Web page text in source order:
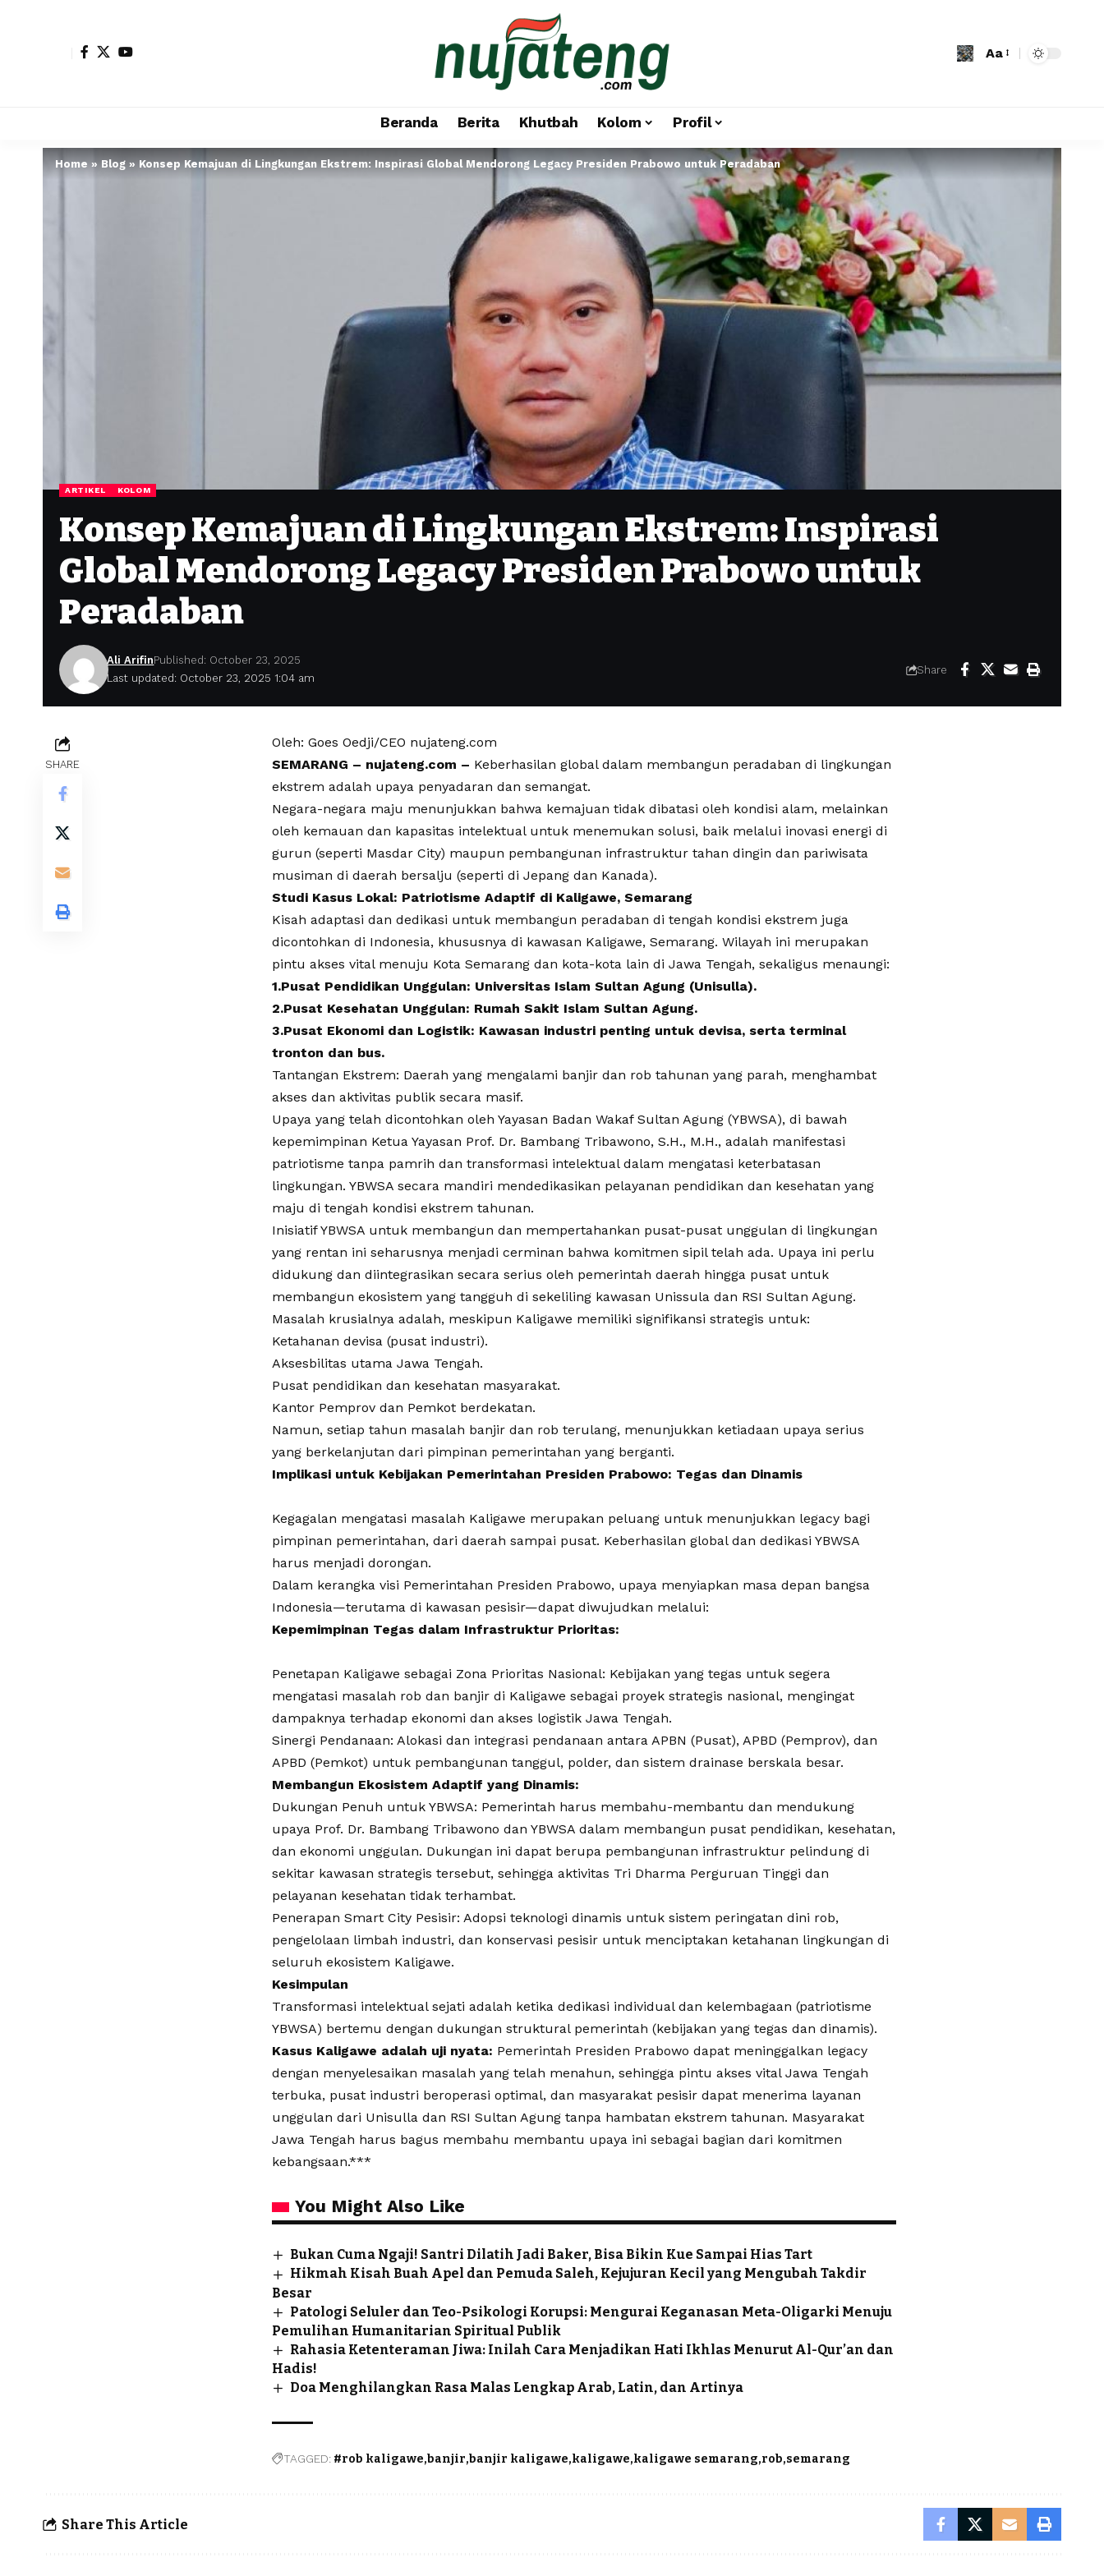
Aa
Beranda Berita Khutbah Kolom Profil
Home » Blog » Konsep Kemajuan di Lingkungan Ekstrem: Inspirasi Global Mendorong Legacy Presiden Prabowo untuk Peradaban
ARTIKEL KOLOM
Konsep Kemajuan di Lingkungan Ekstrem: Inspirasi
Global Mendorong Legacy Presiden Prabowo untuk
Peradaban
Last updated: October 23, 2025 1:04 am
Ali ArifinPublished: October 23, 2025
Share
SHARE
Oleh: Goes Oedji/CEO nujateng.com
SEMARANG – nujateng.com – Keberhasilan global dalam membangun peradaban di lingkungan
ekstrem adalah upaya penyadaran dan semangat.
Negara-negara maju menunjukkan bahwa kemajuan tidak dibatasi oleh kondisi alam, melainkan
oleh kemauan dan kapasitas intelektual untuk menemukan solusi, baik melalui inovasi energi di
gurun (seperti Masdar City) maupun pembangunan infrastruktur tahan dingin dan pariwisata
musiman di daerah bersalju (seperti di Jepang dan Kanada).
Studi Kasus Lokal: Patriotisme Adaptif di Kaligawe, Semarang
Kisah adaptasi dan dedikasi untuk membangun peradaban di tengah kondisi ekstrem juga
dicontohkan di Indonesia, khususnya di kawasan Kaligawe, Semarang. Wilayah ini merupakan
pintu akses vital menuju Kota Semarang dan kota-kota lain di Jawa Tengah, sekaligus menaungi:
1.Pusat Pendidikan Unggulan: Universitas Islam Sultan Agung (Unisulla).
2.Pusat Kesehatan Unggulan: Rumah Sakit Islam Sultan Agung.
3.Pusat Ekonomi dan Logistik: Kawasan industri penting untuk devisa, serta terminal
tronton dan bus.
Tantangan Ekstrem: Daerah yang mengalami banjir dan rob tahunan yang parah, menghambat
akses dan aktivitas publik secara masif.
Upaya yang telah dicontohkan oleh Yayasan Badan Wakaf Sultan Agung (YBWSA), di bawah
kepemimpinan Ketua Yayasan Prof. Dr. Bambang Tribawono, S.H., M.H., adalah manifestasi
patriotisme tanpa pamrih dan transformasi intelektual dalam mengatasi keterbatasan
lingkungan. YBWSA secara mandiri mendedikasikan pelayanan pendidikan dan kesehatan yang
maju di tengah kondisi ekstrem tahunan.
Inisiatif YBWSA untuk membangun dan mempertahankan pusat-pusat unggulan di lingkungan
yang rentan ini seharusnya menjadi cerminan bahwa komitmen sipil telah ada. Upaya ini perlu
didukung dan diintegrasikan secara serius oleh pemerintah daerah hingga pusat untuk
membangun ekosistem yang tangguh di sekeliling kawasan Unissula dan RSI Sultan Agung.
Masalah krusialnya adalah, meskipun Kaligawe memiliki signifikansi strategis untuk:
Ketahanan devisa (pusat industri).
Aksesbilitas utama Jawa Tengah.
Pusat pendidikan dan kesehatan masyarakat.
Kantor Pemprov dan Pemkot berdekatan.
Namun, setiap tahun masalah banjir dan rob terulang, menunjukkan ketiadaan upaya serius
yang berkelanjutan dari pimpinan pemerintahan yang berganti.
Implikasi untuk Kebijakan Pemerintahan Presiden Prabowo: Tegas dan Dinamis
Kegagalan mengatasi masalah Kaligawe merupakan peluang untuk menunjukkan legacy bagi
pimpinan pemerintahan, dari daerah sampai pusat. Keberhasilan global dan dedikasi YBWSA
harus menjadi dorongan.
Dalam kerangka visi Pemerintahan Presiden Prabowo, upaya menyiapkan masa depan bangsa
Indonesia—terutama di kawasan pesisir—dapat diwujudkan melalui:
Kepemimpinan Tegas dalam Infrastruktur Prioritas:
Penetapan Kaligawe sebagai Zona Prioritas Nasional: Kebijakan yang tegas untuk segera
mengatasi masalah rob dan banjir di Kaligawe sebagai proyek strategis nasional, mengingat
dampaknya terhadap ekonomi dan akses logistik Jawa Tengah.
Sinergi Pendanaan: Alokasi dan integrasi pendanaan antara APBN (Pusat), APBD (Pemprov), dan
APBD (Pemkot) untuk pembangunan tanggul, polder, dan sistem drainase berskala besar.
Membangun Ekosistem Adaptif yang Dinamis:
Dukungan Penuh untuk YBWSA: Pemerintah harus membahu-membantu dan mendukung
upaya Prof. Dr. Bambang Tribawono dan YBWSA dalam membangun pusat pendidikan, kesehatan,
dan ekonomi unggulan. Dukungan ini dapat berupa pembangunan infrastruktur pelindung di
sekitar kawasan strategis tersebut, sehingga aktivitas Tri Dharma Perguruan Tinggi dan
pelayanan kesehatan tidak terhambat.
Penerapan Smart City Pesisir: Adopsi teknologi dinamis untuk sistem peringatan dini rob,
pengelolaan limbah industri, dan konservasi pesisir untuk menciptakan ketahanan lingkungan di
seluruh ekosistem Kaligawe.
Kesimpulan
Transformasi intelektual sejati adalah ketika dedikasi individual dan kelembagaan (patriotisme
YBWSA) bertemu dengan dukungan struktural pemerintah (kebijakan yang tegas dan dinamis).
Kasus Kaligawe adalah uji nyata: Pemerintah Presiden Prabowo dapat meninggalkan legacy
dengan menyelesaikan masalah yang telah menahun, sehingga pintu akses vital Jawa Tengah
terbuka, pusat industri beroperasi optimal, dan masyarakat pesisir dapat menerima layanan
unggulan dari Unisulla dan RSI Sultan Agung tanpa hambatan ekstrem tahunan. Masyarakat
Jawa Tengah harus bagus membahu membantu upaya ini sebagai bagian dari komitmen
kebangsaan.***
You Might Also Like
Bukan Cuma Ngaji! Santri Dilatih Jadi Baker, Bisa Bikin Kue Sampai Hias Tart
Hikmah Kisah Buah Apel dan Pemuda Saleh, Kejujuran Kecil yang Mengubah Takdir
Besar
Patologi Seluler dan Teo-Psikologi Korupsi: Mengurai Keganasan Meta-Oligarki Menuju
Pemulihan Humanitarian Spiritual Publik
Rahasia Ketenteraman Jiwa: Inilah Cara Menjadikan Hati Ikhlas Menurut Al-Qur’an dan
Hadis!
Doa Menghilangkan Rasa Malas Lengkap Arab, Latin, dan Artinya
TAGGED: #rob kaligawe banjir banjir kaligawe kaligawe kaligawe semarang rob semarang
Share This Article